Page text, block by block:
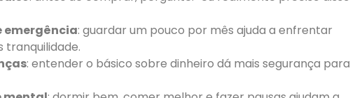
emergência: guardar um pouco por mês ajuda a enfrentar
tranquilidade.
: entender o básico sobre dinheiro dá mais segurança para